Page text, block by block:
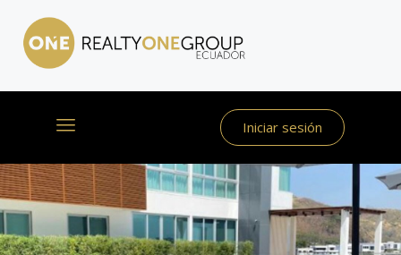
Iniciar sesión